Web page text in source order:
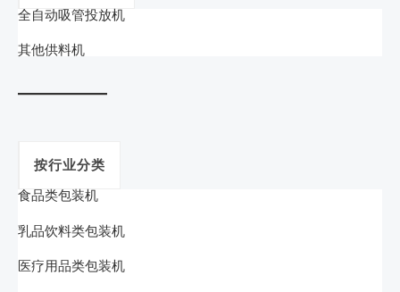
全自动吸管投放机
其他供料机
按行业分类
食品类包装机
乳品饮料类包装机
医疗用品类包装机